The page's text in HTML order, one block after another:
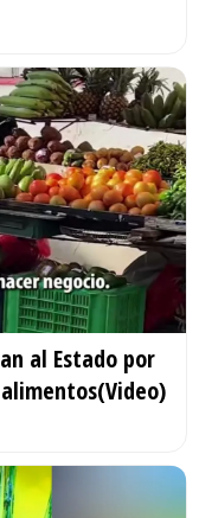
al Estado por